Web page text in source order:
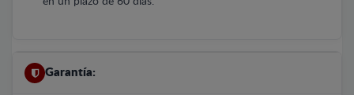
Garantía: